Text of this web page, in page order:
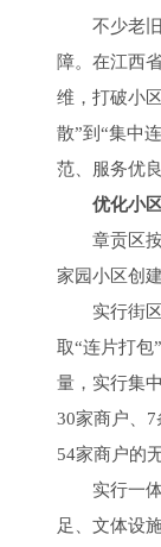
不少老旧
障。在江西
维，打破小
散”到“集中
范、服务优
优化小
章贡区按
家园小区创
实行街区
取“连片打包
量，实行集
30家商户、
54家商户的
实行一体
足、文体设